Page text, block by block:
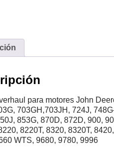
para motores John
703GH,703JH, 724J,
853G, 870D, 872D, 900,
8220T, 8320, 8320T,
WTS, 9680, 9780, 9996